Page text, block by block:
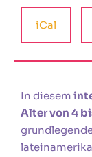
iCal
In diesem
Alter von 4